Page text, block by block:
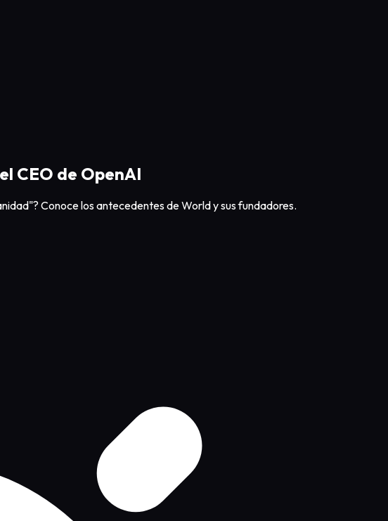
CEO de OpenAI
Conoce los antecedentes de World y sus fundadores.